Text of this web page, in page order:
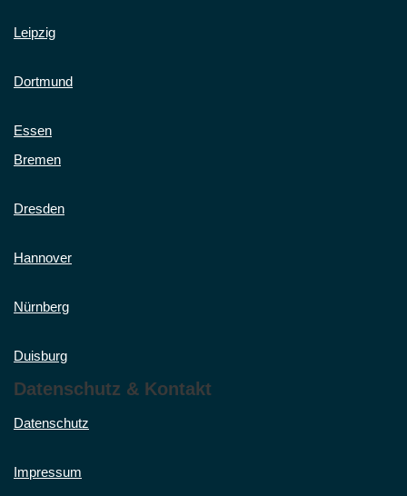
Leipzig
Dortmund
Essen
Bremen
Dresden
Hannover
Nürnberg
Duisburg
Datenschutz & Kontakt
Datenschutz
Impressum